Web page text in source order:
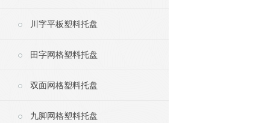
川字平板塑料托盘
田字网格塑料托盘
双面网格塑料托盘
九脚网格塑料托盘